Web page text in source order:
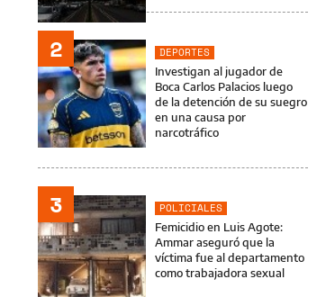
2
DEPORTES
Investigan al jugador de
Boca Carlos Palacios luego
de la detención de su suegro
en una causa por
narcotráfico
3
POLICIALES
Femicidio en Luis Agote:
Ammar aseguró que la
víctima fue al departamento
como trabajadora sexual